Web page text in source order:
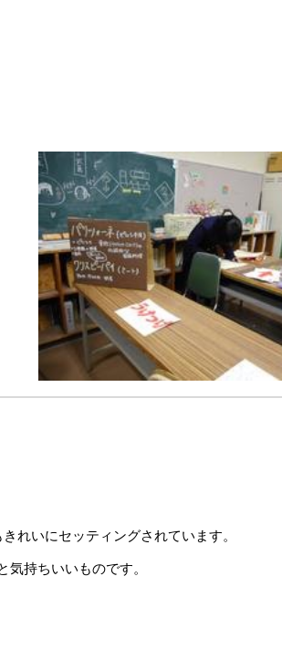
れいにセッティングされています。
持ちいいものです。